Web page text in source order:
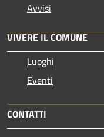
Avvisi
VIVERE IL COMUNE
Luoghi
Eventi
CONTATTI